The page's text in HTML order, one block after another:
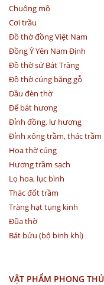
Chuông mõ
Cơi trầu
Đồ thờ đồng Việt Nam
Đồng Ý Yên Nam Định
Đồ thờ sứ Bát Tràng
Đồ thờ cúng bằng gỗ
Dầu đèn thờ
Đế bát hương
Đỉnh đồng. lư hương
Đỉnh xông trầm, thác trầm
Hoa thờ cúng
Hương trầm sạch
Lọ hoa, lục bình
Thác đốt trầm
Tràng hạt tụng kinh
Đũa thờ
Bát bửu (bộ binh khí)
VẬT PHẨM PHONG